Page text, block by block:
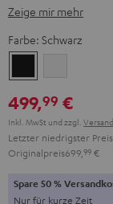
Zeige mir mehr
Farbe: Schwarz
499,99 €
Inkl. MwSt und zzgl.
Letzter niedrigster Preis
Originalpreis699, 99 €
Spare 50 %
Nur für kurze Zeit